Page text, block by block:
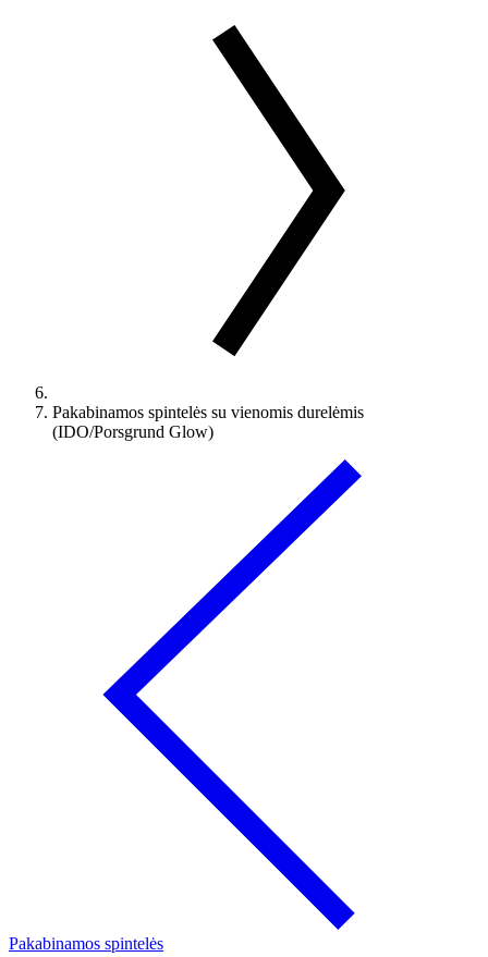
Pakabinamos spintelės su vienomis durelėmis
(IDO/Porsgrund Glow)
Pakabinamos spintelės